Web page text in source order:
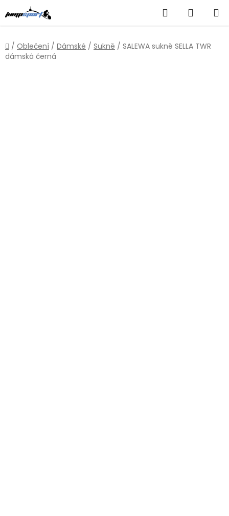
na
obsah
Hledat
KOŠÍK
Domů
/ Oblečení / Dámské / Sukně / SALEWA sukně SELLA TWR
dámská černá